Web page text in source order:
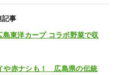
記事
東洋カープ コラボ野菜で収
や赤ナシも！ 広島県の伝統